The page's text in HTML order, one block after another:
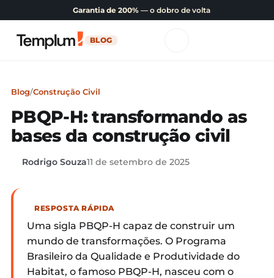
Garantia de 200% — o dobro de volta
BLOG
Blog/Construção Civil
PBQP-H: transformando as
bases da construção civil
Rodrigo Souza11 de setembro de 2025
RESPOSTA RÁPIDA
Uma sigla PBQP-H capaz de construir um
mundo de transformações. O Programa
Brasileiro da Qualidade e Produtividade do
Habitat, o famoso PBQP-H, nasceu com o